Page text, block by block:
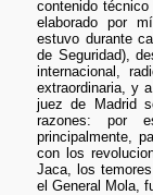
contenido
elaborado por
estuvo durante
de Seguridad),
internacional,
extraordinaria, y
juez de Madrid
razones: por
principalmente,
con los
Jaca, los
el General Mola,